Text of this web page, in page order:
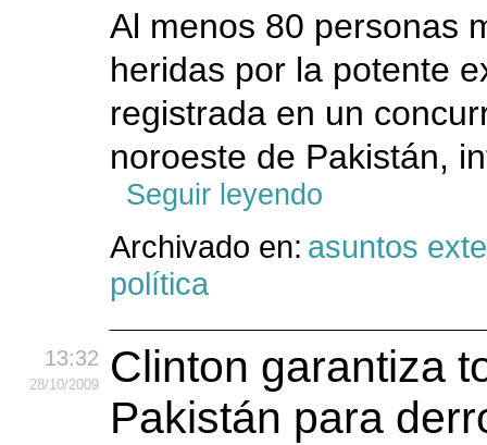
Al menos 80 personas
heridas por la potente
registrada en un
noroeste de Pakistán,
Seguir leyendo
Archivado en: asuntos
política
13:32
28/10/2009
Clinton garantiza
Pakistán para